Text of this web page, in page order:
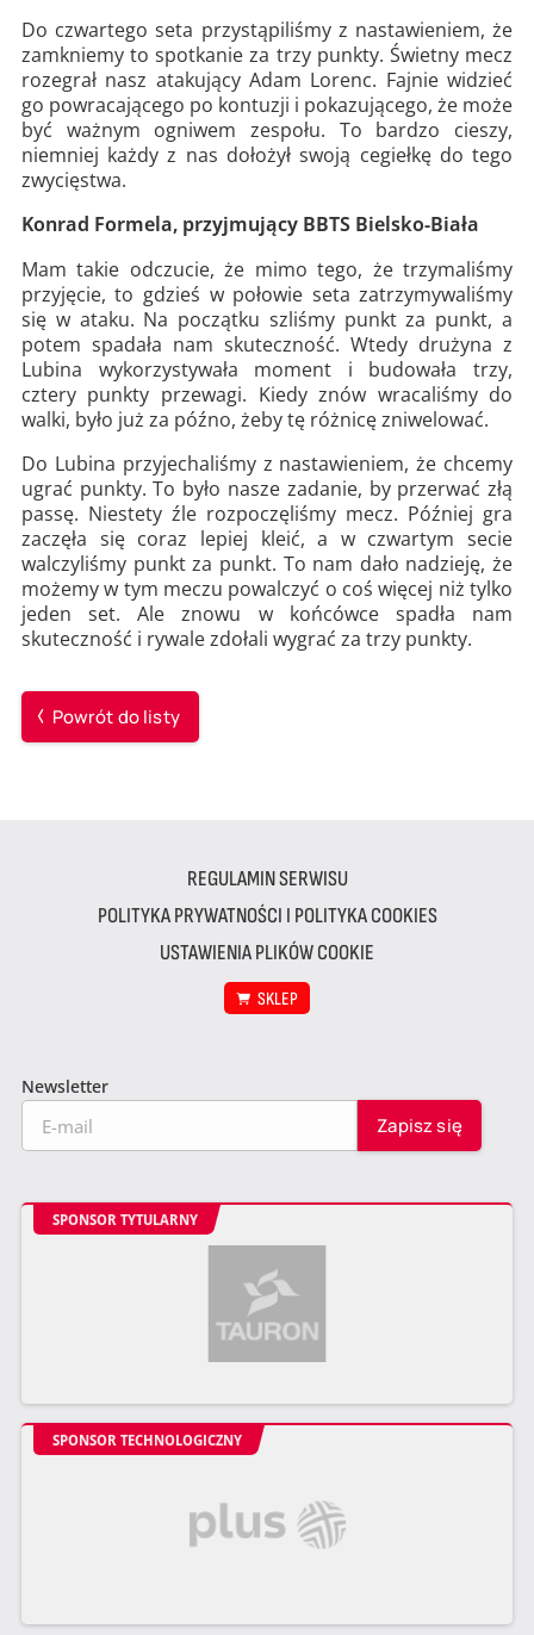
Do czwartego seta przystąpiliśmy z nastawieniem, że
zamkniemy to spotkanie za trzy punkty. Świetny mecz
rozegrał nasz atakujący Adam Lorenc. Fajnie widzieć
go powracającego po kontuzji i pokazującego, że może
być ważnym ogniwem zespołu. To bardzo cieszy,
niemniej każdy z nas dołożył swoją cegiełkę do tego
zwycięstwa.
Konrad Formela, przyjmujący BBTS Bielsko-Biała
Mam takie odczucie, że mimo tego, że trzymaliśmy
przyjęcie, to gdzieś w połowie seta zatrzymywaliśmy
się w ataku. Na początku szliśmy punkt za punkt, a
potem spadała nam skuteczność. Wtedy drużyna z
Lubina wykorzystywała moment i budowała trzy,
cztery punkty przewagi. Kiedy znów wracaliśmy do
walki, było już za późno, żeby tę różnicę zniwelować.
Do Lubina przyjechaliśmy z nastawieniem, że chcemy
ugrać punkty. To było nasze zadanie, by przerwać złą
passę. Niestety źle rozpoczęliśmy mecz. Później gra
zaczęła się coraz lepiej kleić, a w czwartym secie
walczyliśmy punkt za punkt. To nam dało nadzieję, że
możemy w tym meczu powalczyć o coś więcej niż tylko
jeden set. Ale znowu w końcówce spadła nam
skuteczność i rywale zdołali wygrać za trzy punkty.
Powrót do listy
REGULAMIN SERWISU
POLITYKA PRYWATNOŚCI I POLITYKA COOKIES
USTAWIENIA PLIKÓW COOKIE
SKLEP
Newsletter
SPONSOR TYTULARNY
SPONSOR TECHNOLOGICZNY